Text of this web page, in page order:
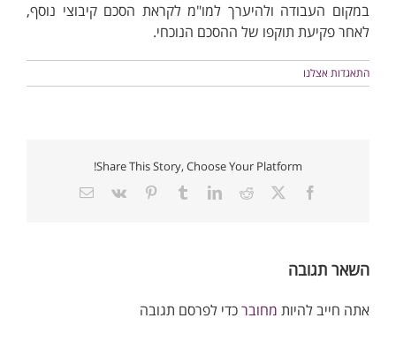
במקום העבודה ולהיערך למו"מ לקראת הסכם קיבוצי נוסף,
לאחר פקיעת תוקפו של ההסכם הנוכחי.
התאגדות אצלנו
Share This Story, Choose Your Platform!
Facebook
X
Reddit
LinkedIn
Tumblr
Pinterest
Vk
כתובת
השאר תגובה
אתה חייב להיות מחוברכדי לפרסם תגובה